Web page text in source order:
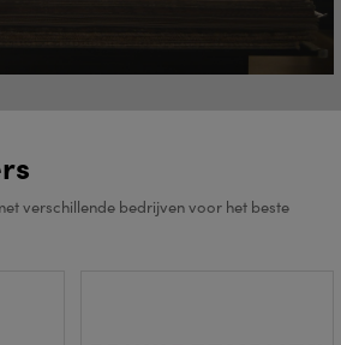
verschillende bedrijven voor het beste